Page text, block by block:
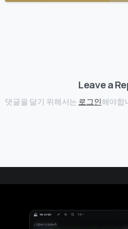
Leave a
댓글을 달기 위해서는 로그인해야합